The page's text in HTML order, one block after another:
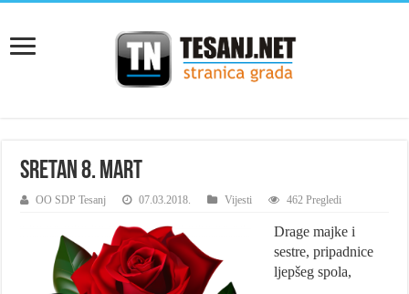
Sretan 8. mart
OO SDP Tesanj 07.03.2018. Vijesti 462 Pregledi
Drage majke i
sestre, pripadnice
ljepšeg spola,